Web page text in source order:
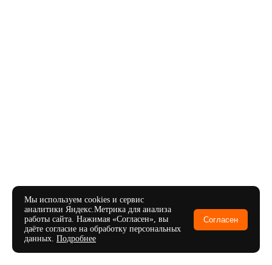
Мы используем cookies и сервис
аналитики Яндекс.Метрика для анализа
работы сайта. Нажимая «Согласен», вы
даёте согласие на обработку персональных
данных. Подробнее
Согласен